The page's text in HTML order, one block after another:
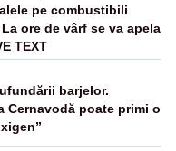
pe combustibili
ore de vârf se va apela
TEXT
barjelor.
Cernavodă poate primi o